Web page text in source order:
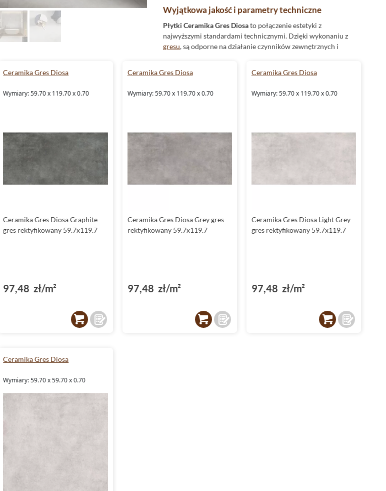
Wyjątkowa jakość i parametry techniczne
Płytki Ceramika Gres Diosato połączenie estetyki z
najwyższymi standardami technicznymi. Dzięki wykonaniu z
gresu, są odporne na działanie czynników zewnętrznych i
minimalną fugą, co przekłada się na spójny i elegancki efekt
mrozoodpornością, co czyni ją idealnym wyborem także do
miejscach.
Bezpieczeństwo dzięki antypoślizgowej powierzchni
posiadają antypoślizgową powierzchnię klasy R10, co
kuchnie. Dzięki temu możesz cieszyć się nie tylko pięknem,
ale także komfortem użytkowania na co dzień.
gwarantują bezpieczeństwo oraz trwałość w trudnych
warunkach wilgotnościowych. Inspirowana naturą struktura
łazienkowa staje się miejscem relaksu i estetycznej harmonii.
Dzięki różnorodnym formatom - 59,7x59,7 oraz 59,7x119,7,
Ceramika Gres Diosa
Wymiary: 59.70 x 119.70 x 0.70
Ceramika Gres Diosa Graphite
gres rektyfikowany 59.7x119.7
97,48 zł/m²
Ceramika Gres Diosa
Wymiary: 59.70 x 119.70 x 0.70
Ceramika Gres Diosa Grey gres
rektyfikowany 59.7x119.7
97,48 zł/m²
Ceramika Gres Diosa
Wymiary: 59.70 x 119.70 x 0.70
Ceramika Gres Diosa Light Grey
gres rektyfikowany 59.7x119.7
97,48 zł/m²
Ceramika Gres Diosa
Wymiary: 59.70 x 59.70 x 0.70